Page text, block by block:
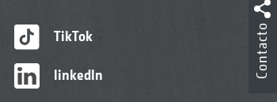
TikTok
linkedIn Contacto